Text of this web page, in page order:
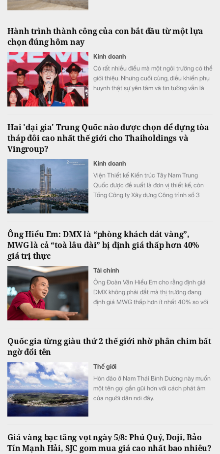
Hành trình thành công của con bắt đầu từ một lựa
chọn đúng hôm nay
Kinh doanh
Có rất nhiều điều mà một ngôi trường có thể
giới thiệu. Nhưng cuối cùng, điều khiến phụ
huynh thật sự yên tâm và tin tưởng vẫn là
Hai 'đại gia' Trung Quốc nào được chọn để dựng tòa
tháp đôi cao nhất thế giới cho Thaiholdings và
Vingroup?
Kinh doanh
Viện Thiết kế Kiến trúc Tây Nam Trung
Quốc được đề xuất là đơn vị thiết kế, còn
Tổng Công ty Xây dựng Công trình số 3
Ông Hiểu Em: DMX là “phòng khách dát vàng”,
MWG là cả “toà lâu đài” bị định giá thấp hơn 40%
giá trị thực
Tài chính
Ông Đoàn Văn Hiểu Em cho rằng định giá
DMX không phải đắt mà thị trường đang
định giá MWG thấp hơn ít nhất 40% so với
Quốc gia từng giàu thứ 2 thế giới nhờ phân chim bất
ngờ đổi tên
Thế giới
Hòn đảo ở Nam Thái Bình Dương này muốn
một tên gọi gần gũi hơn với cách phát âm
của người dân nơi đây.
Giá vàng bạc tăng vọt ngày 5/8: Phú Quý, Doji, Bảo
Tín Mạnh Hải, SJC gom mua giá cao nhất bao nhiêu?